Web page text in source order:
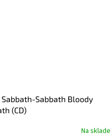
Sabbath-Sabbath Bloody
(CD)
Na sklade